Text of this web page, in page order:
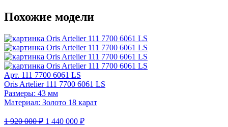
Похожие модели
Арт. 111 7700 6061 LS
Oris Artelier 111 7700 6061 LS
Размеры: 43 мм
Материал: Золото 18 карат
1 920 000 ₽ 1 440 000 ₽